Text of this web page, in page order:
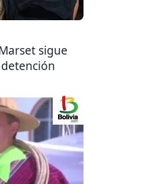
sigue